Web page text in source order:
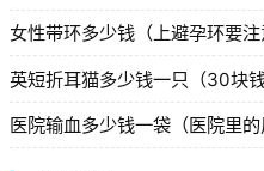
女性带环多少钱（上避孕环要注
英短折耳猫多少钱一只（30块
医院输血多少钱一袋（医院里的